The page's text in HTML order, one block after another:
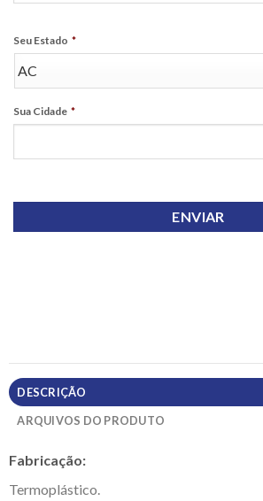
Seu Estado *
Sua Cidade *
DESCRIÇÃO
ARQUIVOS DO PRODUTO
Fabricação:
Termoplástico.